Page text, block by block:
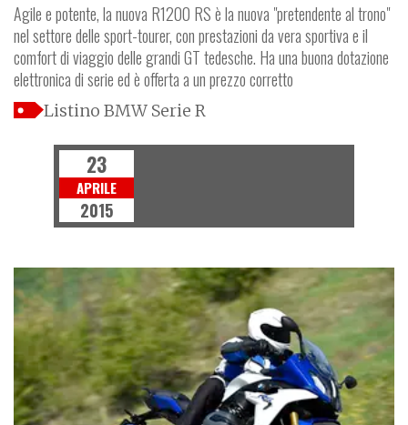
Agile e potente, la nuova R1200 RS è la nuova "pretendente al trono"
nel settore delle sport-tourer, con prestazioni da vera sportiva e il
comfort di viaggio delle grandi GT tedesche. Ha una buona dotazione
elettronica di serie ed è offerta a un prezzo corretto
Listino BMW Serie R
23
APRILE
2015